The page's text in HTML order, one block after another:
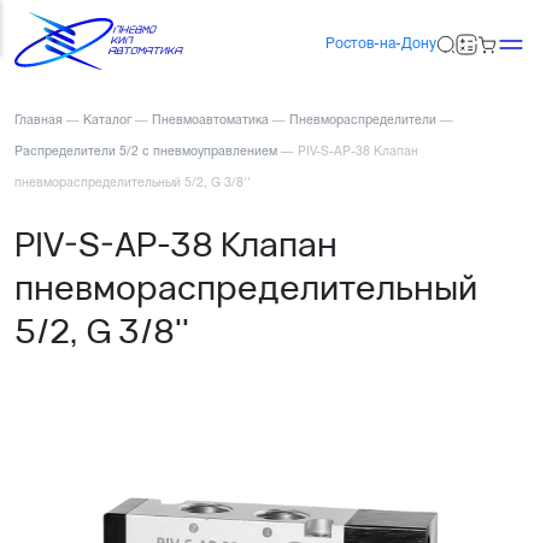
Ростов-на-Дону
Главная — Каталог — Пневмоавтоматика — Пневмораспределители —
Распределители 5/2 с пневмоуправлением — PIV-S-AP-38 Клапан
пневмораспределительный 5/2, G 3/8''
PIV-S-AP-38 Клапан
пневмораспределительный
5/2, G 3/8''